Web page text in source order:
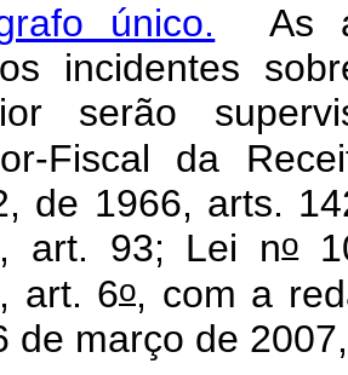
único. As
incidentes
serão
Fiscal da
de 1966, arts.
art. 93; Lei no
art. 6o, com a
de março de